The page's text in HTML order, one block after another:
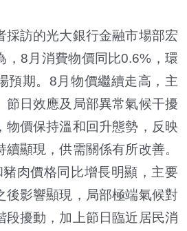
訪的光大銀行金融市場部宏
，8月消費物價同比0.6%，環
預期。8月物價繼續走高，主
節日效應及局部異常氣候干擾
物價保持溫和回升態勢，反映
顯現，供需關係有所改善。
肉價格同比增長明顯，主要
後影響顯現，局部極端氣候對
段擾動，加上節日臨近居民消